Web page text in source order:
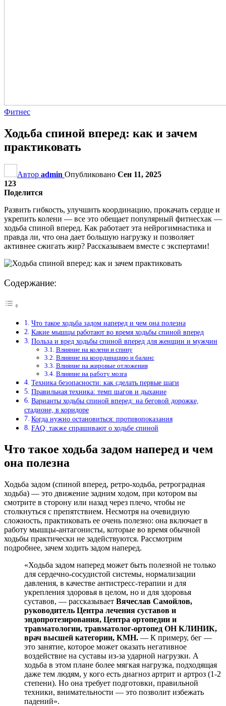
Фитнес
Ходьба спиной вперед: как и зачем
практиковать
Автор admin Опубликовано Сен 11, 2025
123
Поделится
Развить гибкость, улучшить координацию, прокачать сердце и
укрепить колени — все это обещает популярный фитнесхак —
ходьба спиной вперед. Как работает эта нейрогимнастика и
правда ли, что она дает большую нагрузку и позволяет
активнее сжигать жир? Рассказываем вместе с экспертами!
Содержание:
Что такое ходьба задом наперед и чем она полезна
Какие мышцы работают во время ходьбы спиной вперед
Польза и вред ходьбы спиной вперед для женщин и мужчин
Влияние на колени и спину
Влияние на координацию и баланс
Влияние на жировые отложения
Влияние на работу мозга
Техника безопасности: как сделать первые шаги
Правильная техника: темп шагов и дыхание
Варианты ходьбы спиной вперед: на беговой дорожке,
стадионе, в коридоре
Когда нужно остановиться: противопоказания
FAQ: также спрашивают о ходьбе спиной
Что такое ходьба задом наперед и чем
она полезна
Ходьба задом (спиной вперед, ретро-ходьба, ретроградная
ходьба) — это движение задним ходом, при котором вы
смотрите в сторону или назад через плечо, чтобы не
столкнуться с препятствием. Несмотря на очевидную
сложность, практиковать ее очень полезно: она включает в
работу мышцы-антагонисты, которые во время обычной
ходьбы практически не задействуются. Рассмотрим
подробнее, зачем ходить задом наперед.
«Ходьба задом наперед может быть полезной не только
для сердечно-сосудистой системы, нормализации
давления, в качестве антистресс-терапии и для
укрепления здоровья в целом, но и для здоровья
суставов, — рассказывает Вячеслав Самойлов,
руководитель Центра лечения суставов и
эндопротезирования, Центра ортопедии и
травматологии, травматолог-ортопед ОН КЛИНИК,
врач высшей категории, КМН. — К примеру, бег —
это занятие, которое может оказать негативное
воздействие на суставы из-за ударной нагрузки. А
ходьба в этом плане более мягкая нагрузка, подходящая
даже тем людям, у кого есть диагноз артрит и артроз (1-2
степени). Но она требует подготовки, правильной
техники, внимательности — это позволит избежать
падений».